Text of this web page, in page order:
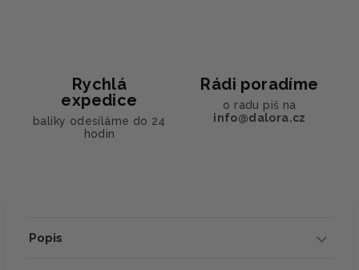
Rychlá
expedice
balíky odesíláme do 24
hodin
Rádi poradíme
o radu piš na
info@dalora.cz
Popis